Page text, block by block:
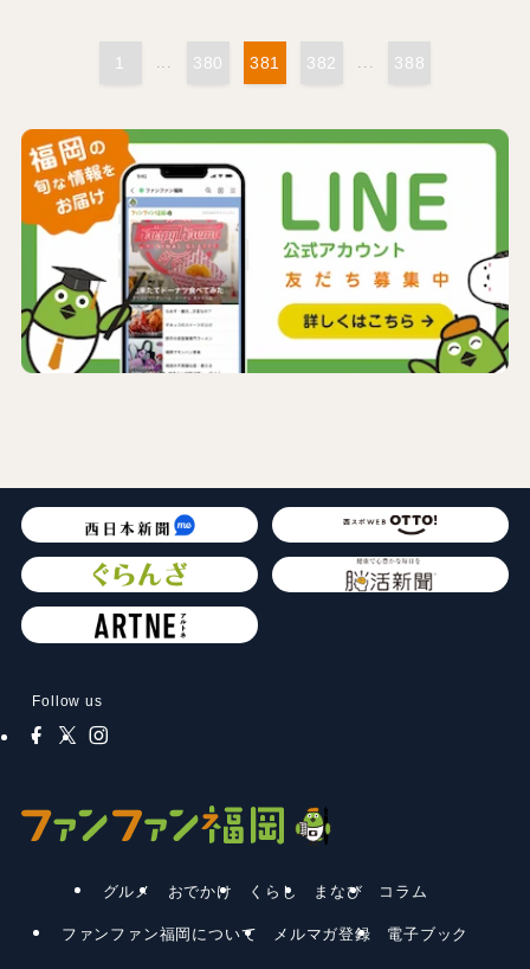
1 380 381 382 388
Follow us
グルメ おでかけ くらし まなび コラム
ファンファン福岡について メルマガ登録 電子ブック